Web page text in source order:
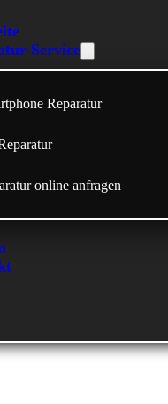
Service
Reparatur
online anfragen